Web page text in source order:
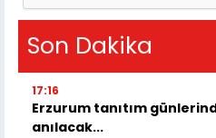
Son Dakika
17:16
Erzurum tanıtım
anılacak...